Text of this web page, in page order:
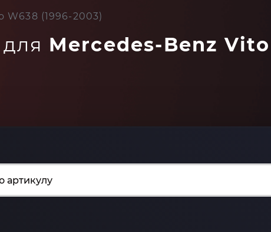
W638 (1996-2003)
Mercedes-Benz